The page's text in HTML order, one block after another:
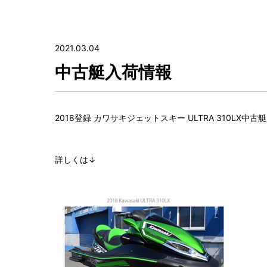
2021.03.04
中古艇入荷情報
2018登録 カワサキジェットスキー ULTRA 310LX中古
詳しくは↓